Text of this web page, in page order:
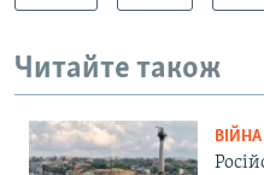
Читайте також